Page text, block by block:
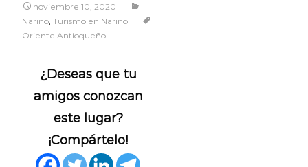
noviembre 10, 2020
Nariño, Turismo en Nariño
Oriente Antioqueño
¿Deseas que tu
amigos conozcan
este lugar?
¡Compártelo!